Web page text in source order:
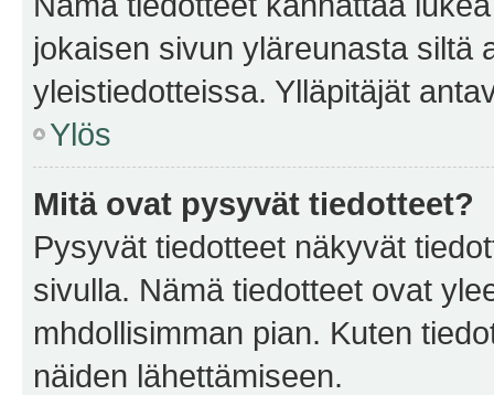
jokaisen sivun yläreunasta siltä
yleistiedotteissa. Ylläpitäjät
Ylös
Mitä ovat pysyvät tiedotteet?
Pysyvät tiedotteet näkyvät
sivulla. Nämä tiedotteet ovat
mhdollisimman pian. Kuten
näiden lähettämiseen.